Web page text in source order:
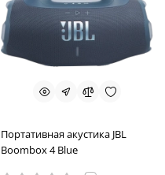
Портативная акустика JBL
Boombox 4 Blue